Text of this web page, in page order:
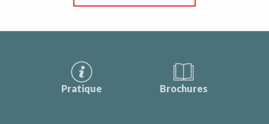
Pratique Brochures